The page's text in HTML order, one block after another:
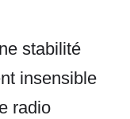
stabilité
insensible
radio